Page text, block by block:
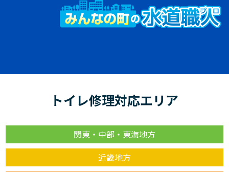
トイレ修理対応エリア
関東・中部・東海地方
近畿地方